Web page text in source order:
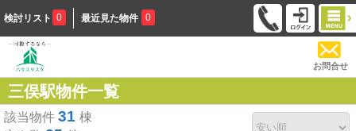
検討リスト 0 最近見た物件 0
お問合せ
三俣駅物件一覧
該当物件 31 棟